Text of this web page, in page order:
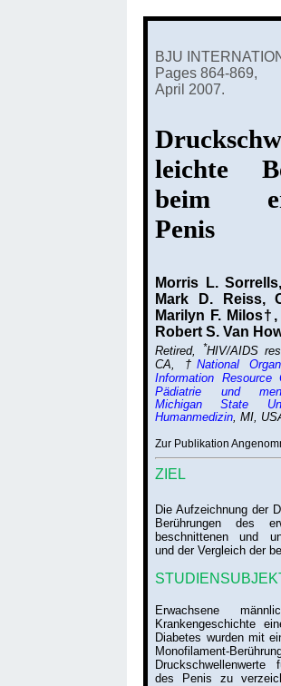
BJU
Pages 864-869,
April 2007.
leichte
beim
Penis
Morris L.
Mark D. Reiss,
Marilyn F.
Robert S. Van
Retired, *HIV/AIDS
CA, †National
Information Resource
Pädiatrie und
Michigan State
Humanmedizin , MI,
Zur Publikation
ZIEL
Die Aufzeichnung der
Berührungen des
beschnittenen und
und der Vergleich der
Erwachsene
Krankengeschichte
Diabetes wurden mit
Monofilament-
des Penis zu